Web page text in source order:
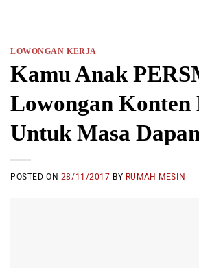
LOWONGAN KERJA
Kamu Anak
Lowongan
Untuk Masa
POSTED ON 28/11/2017 BY RUMAH MESIN